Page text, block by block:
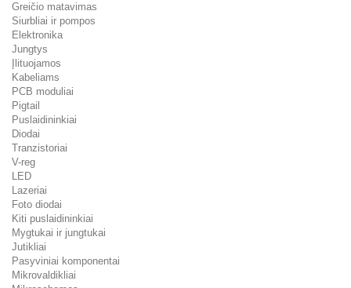
Greičio matavimas
Siurbliai ir pompos
Elektronika
Jungtys
Įlituojamos
Kabeliams
PCB moduliai
Pigtail
Puslaidininkiai
Diodai
Tranzistoriai
V-reg
LED
Lazeriai
Foto diodai
Kiti puslaidininkiai
Mygtukai ir jungtukai
Jutikliai
Pasyviniai komponentai
Mikrovaldikliai